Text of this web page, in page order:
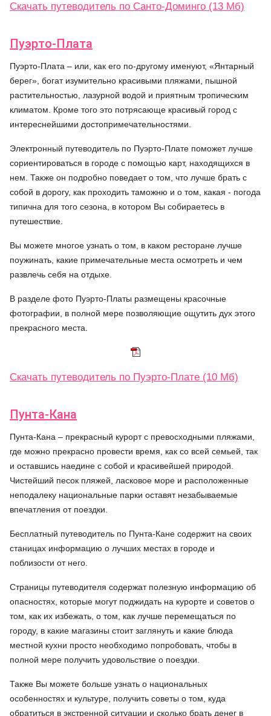
Скачать путеводитель по Санто-Доминго (13 Мб)
Пуэрто-Плата
Пуэрто-Плата – или, как его по-другому именуют, «Янтарный
берег», богат изумительно красивыми пляжами, пышной
растительностью, лазурной водой и приятным тропическим
климатом. Кроме того это потрясающе красивый город с
интереснейшими достопримечательностями.
Электронный путеводитель по Пуэрто-Плате поможет лучше
сориентироваться в городе с помощью карт, находящихся в
нем. Также он подробно поведает о том, что лучше брать с
собой в дорогу, как проходить таможню и о том, какая - погода
типична для того сезона, в котором Вы собираетесь в
путешествие.
Вы можете многое узнать о том, в каком ресторане лучше
поужинать, какие примечательные места осмотреть и чем
развлечь себя на отдыхе.
В разделе фото Пуэрто-Платы размещены красочные
фотографии, в полной мере позволяющие ощутить дух этого
прекрасного места.
Скачать путеводитель по Пуэрто-Плате (10 Мб)
Пунта-Кана
Пунта-Кана – прекрасный курорт с превосходными пляжами,
где можно прекрасно провести время, как со всей семьей, так
и оставшись наедине с собой и красивейшей природой.
Чистейший песок пляжей, ласковое море и расположенные
неподалеку национальные парки оставят незабываемые
впечатления от поездки.
Бесплатный путеводитель по Пунта-Кане содержит на своих
станицах информацию о лучших местах в городе и
поблизости от него.
Страницы путеводителя содержат полезную информацию об
опасностях, которые могут поджидать на курорте и советов о
том, как их избежать, о том, как лучше перемещаться по
городу, в какие магазины стоит заглянуть и какие блюда
местной кухни просто необходимо попробовать, чтобы в
полной мере получить удовольствие о поездки.
Также Вы можете больше узнать о национальных
особенностях и культуре, получить советы о том, куда
обратиться в экстренной ситуации и сколько брать денег в